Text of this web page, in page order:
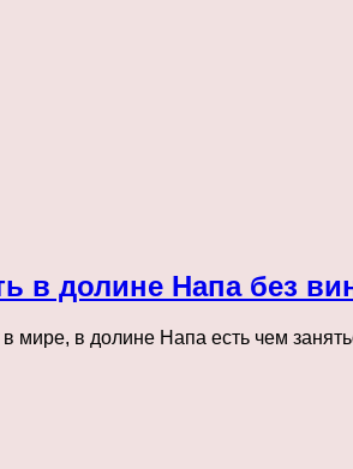
в долине Напа без
в долине Напа есть чем